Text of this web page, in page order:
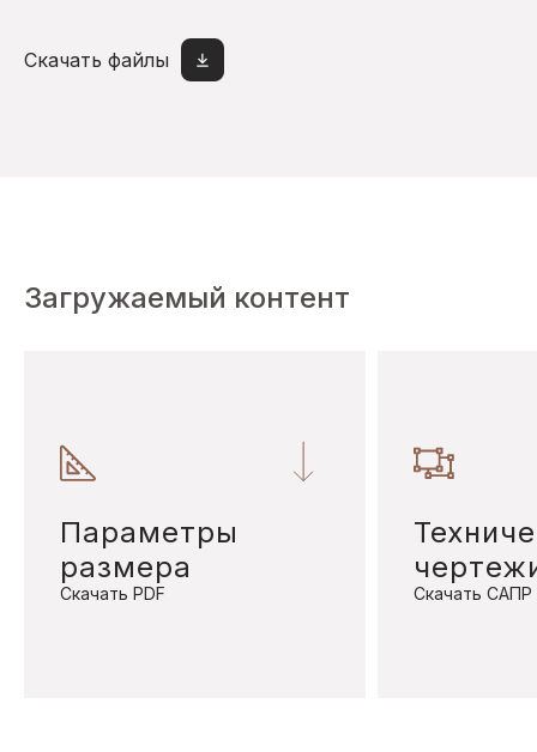
Скачать файлы
Загружаемый контент
Параметры
размера
Скачать PDF Скачать САПР